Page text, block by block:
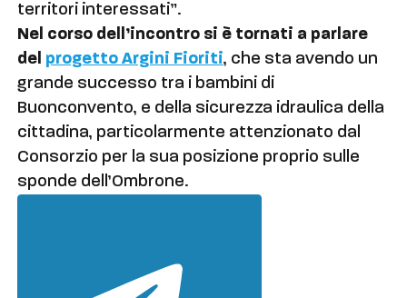
territori interessati”.
Nel corso dell’incontro si è tornati a parlare
del progetto Argini Fioriti, che sta avendo un
grande successo tra i bambini di
Buonconvento, e della sicurezza idraulica della
cittadina, particolarmente attenzionato dal
Consorzio per la sua posizione proprio sulle
sponde dell’Ombrone.